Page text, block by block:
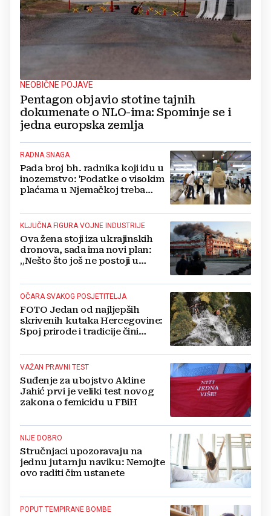
NEOBIČNE POJAVE
Pentagon objavio stotine tajnih
dokumenate o NLO-ima: Spominje se i
jedna europska zemlja
RADNA SNAGA
Pada broj bh. radnika koji idu u
inozemstvo: 'Podatke o visokim
plaćama u Njemačkoj treba
KLJUČNA FIGURA VOJNE INDUSTRIJE
Ova žena stoji iza ukrajinskih
dronova, sada ima novi plan:
„Nešto što još ne postoji u
OČARA SVAKOG POSJETITELJA
FOTO Jedan od najljepših
skrivenih kutaka Hercegovine:
Spoj prirode i tradicije čini
destinacijom
VAŽAN PRAVNI TEST
Suđenje za ubojstvo Aldine
Jahić prvi je veliki test novog
zakona o femicidu u FBiH
NIJE DOBRO
Stručnjaci upozoravaju na
jednu jutarnju naviku: Nemojte
ovo raditi čim ustanete
POPUT TEMPIRANE BOMBE